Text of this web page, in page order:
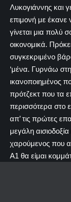
Λυκογιάννης και
επιμονή με
γίνεται μια πολύ
οικονομικά.
συγκεκριμένο
‘μένα. Γυρνάω
ικανοποιημένος
πρότζεκτ που τα
περισσότερα στο
απ’ τις πρώτες
μεγάλη
χαρούμενος που
Α1 θα είμαι